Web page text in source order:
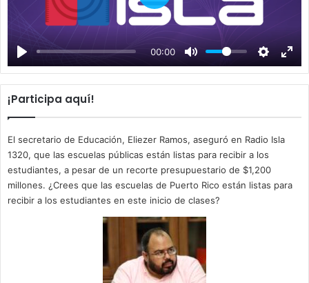
00:00
P
a
y
¡Participa aquí!
El secretario de Educación, Eliezer Ramos, aseguró en Radio Isla
1320, que las escuelas públicas están listas para recibir a los
estudiantes, a pesar de un recorte presupuestario de $1,200
millones. ¿Crees que las escuelas de Puerto Rico están listas para
recibir a los estudiantes en este inicio de clases?